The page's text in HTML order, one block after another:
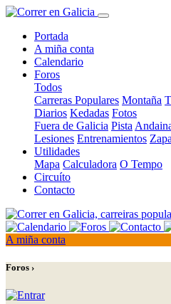
Portada
A miña conta
Calendario
Foros
Todos
Carreras Populares Montaña
Diarios Kedadas Fotos
Fuera de Galicia Pista
Lesiones Entrenamientos
Utilidades
Mapa Calculadora O Tempo
Circuíto
Contacto
A miña conta
Foros ›